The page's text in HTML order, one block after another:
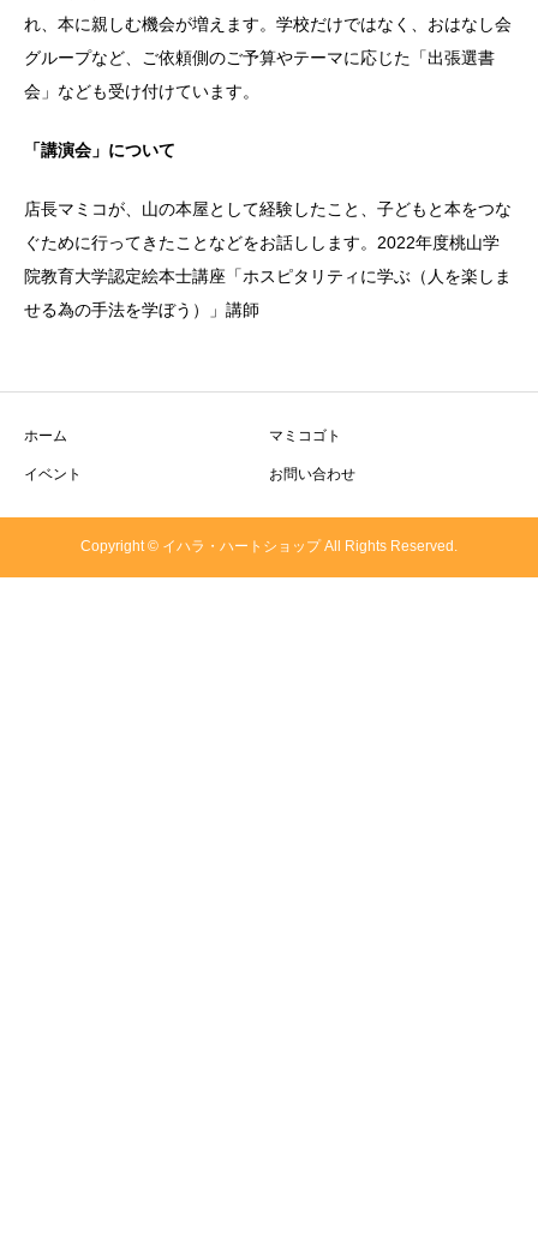
れ、本に親しむ機会が増えます。学校だけではなく、おはなし会
グループなど、ご依頼側のご予算やテーマに応じた「出張選書
会」なども受け付けています。
「講演会」について
店長マミコが、山の本屋として経験したこと、子どもと本をつな
ぐために行ってきたことなどをお話しします。2022年度桃山学
院教育大学認定絵本士講座「ホスピタリティに学ぶ（人を楽しま
せる為の手法を学ぼう）」講師
ホーム マミコゴト
イベント お問い合わせ
Copyright © イハラ・ハートショップ All Rights Reserved.